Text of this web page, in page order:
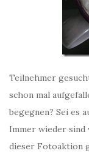
Teilnehmer
schon mal
begegnen? Sei es
Immer wieder
dieser Fotoaktion